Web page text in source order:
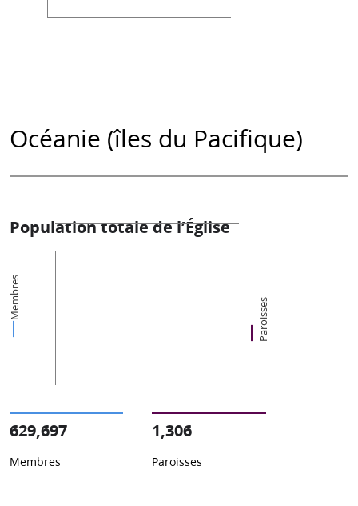
Océanie (îles du Pacifique)
Population totale de l’Église
Membres Paroisses
629,697
Membres
1,306
Paroisses